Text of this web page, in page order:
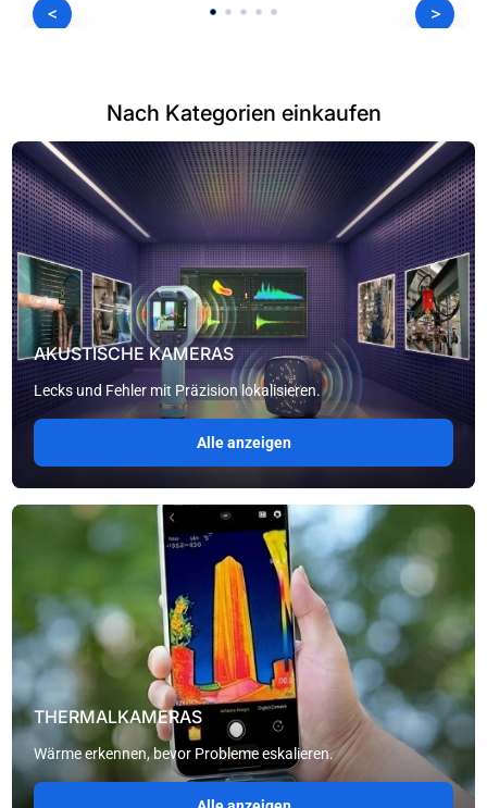
< >
Nach Kategorien einkaufen
AKUSTISCHE KAMERAS
Lecks und Fehler mit Präzision lokalisieren.
Alle anzeigen
THERMALKAMERAS
Wärme erkennen, bevor Probleme eskalieren.